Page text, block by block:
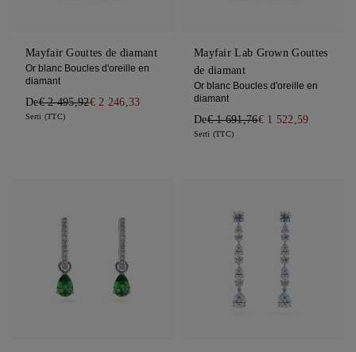
Mayfair Gouttes de diamant
Or blanc Boucles d'oreille en
diamant
De€ 2 495,92€ 2 246,33
Serti (TTC)
Mayfair Lab Grown Gouttes
de diamant
Or blanc Boucles d'oreille en
diamant
De€ 1 691,76€ 1 522,59
Serti (TTC)